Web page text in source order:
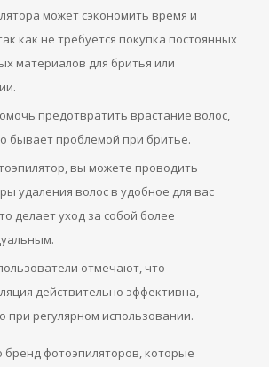
может сэкономить время и
как не требуется покупка постоянных
материалов для бритья или
предотвратить врастание волос,
бывает проблемой при бритье.
вы можете проводить
удаления волос в удобное для вас
делает уход за собой более
отмечают, что
действительно эффективна,
при регулярном использовании.
бренд фотоэпиляторов, которые